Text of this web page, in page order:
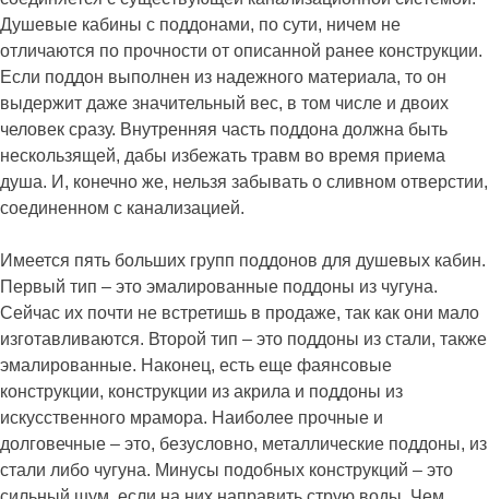
Душевые кабины с поддонами, по сути, ничем не
отличаются по прочности от описанной ранее конструкции.
Если поддон выполнен из надежного материала, то он
выдержит даже значительный вес, в том числе и двоих
человек сразу. Внутренняя часть поддона должна быть
нескользящей, дабы избежать травм во время приема
душа. И, конечно же, нельзя забывать о сливном отверстии,
соединенном с канализацией.
Имеется пять больших групп поддонов для душевых кабин.
Первый тип – это эмалированные поддоны из чугуна.
Сейчас их почти не встретишь в продаже, так как они мало
изготавливаются. Второй тип – это поддоны из стали, также
эмалированные. Наконец, есть еще фаянсовые
конструкции, конструкции из акрила и поддоны из
искусственного мрамора. Наиболее прочные и
долговечные – это, безусловно, металлические поддоны, из
стали либо чугуна. Минусы подобных конструкций – это